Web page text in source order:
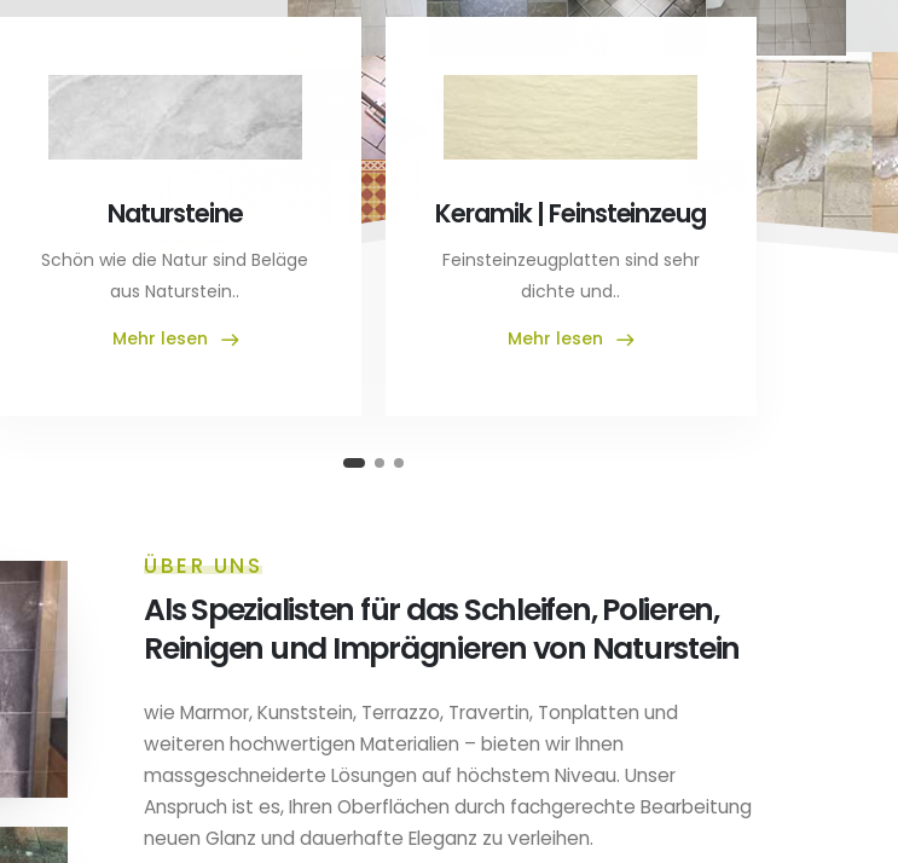
Natursteine
Schön wie die Natur sind Beläge
aus Naturstein..
Mehr lesen
Keramik | Feinsteinzeug
Feinsteinzeugplatten sind sehr
dichte und..
Mehr lesen
ÜBER UNS
Als Spezialisten für das Schleifen, Polieren,
Reinigen und Imprägnieren von Naturstein
wie Marmor, Kunststein, Terrazzo, Travertin, Tonplatten und
weiteren hochwertigen Materialien – bieten wir Ihnen
massgeschneiderte Lösungen auf höchstem Niveau. Unser
Anspruch ist es, Ihren Oberflächen durch fachgerechte Bearbeitung
neuen Glanz und dauerhafte Eleganz zu verleihen.